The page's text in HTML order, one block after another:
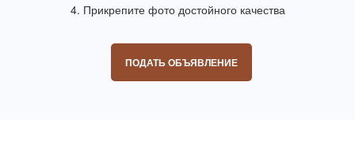
4. Прикрепите фото достойного качества
ПОДАТЬ ОБЪЯВЛЕНИЕ